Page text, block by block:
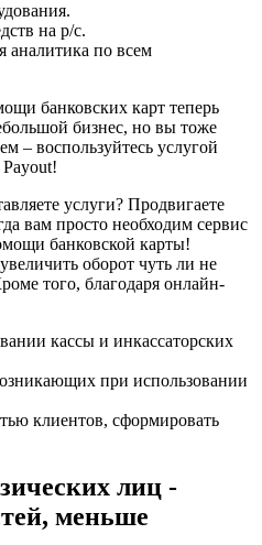
на р/с.
аналитика по всем
банковских карт теперь
бизнес, но вы тоже
– воспользуйтесь услугой
услуги? Продвигаете
вам просто необходим сервис
банковской карты!
оборот чуть ли не
того, благодаря онлайн-
кассы и инкассаторских
при использовании
клиентов, сформировать
лиц -
меньше